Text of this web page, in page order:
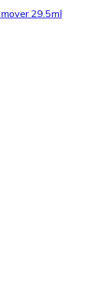
29.5ml